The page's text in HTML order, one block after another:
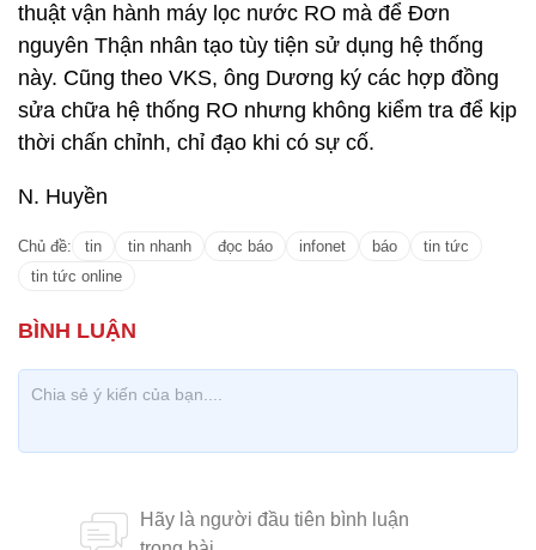
thuật vận hành máy lọc nước RO mà để Đơn
nguyên Thận nhân tạo tùy tiện sử dụng hệ thống
này. Cũng theo VKS, ông Dương ký các hợp đồng
sửa chữa hệ thống RO nhưng không kiểm tra để kịp
thời chấn chỉnh, chỉ đạo khi có sự cố.
N. Huyền
Chủ đề: tin tin nhanh đọc báo infonet báo
tin tức
tin tức online